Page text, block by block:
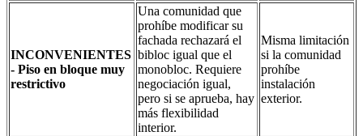
INCONVENIENTES
- Piso en bloque muy
restrictivo
Una comunidad que
prohíbe modificar su
fachada rechazará el
bibloc igual que el
monobloc. Requiere
negociación igual,
pero si se aprueba, hay
más flexibilidad
interior.
Misma limitación
si la comunidad
prohíbe
instalación
exterior.